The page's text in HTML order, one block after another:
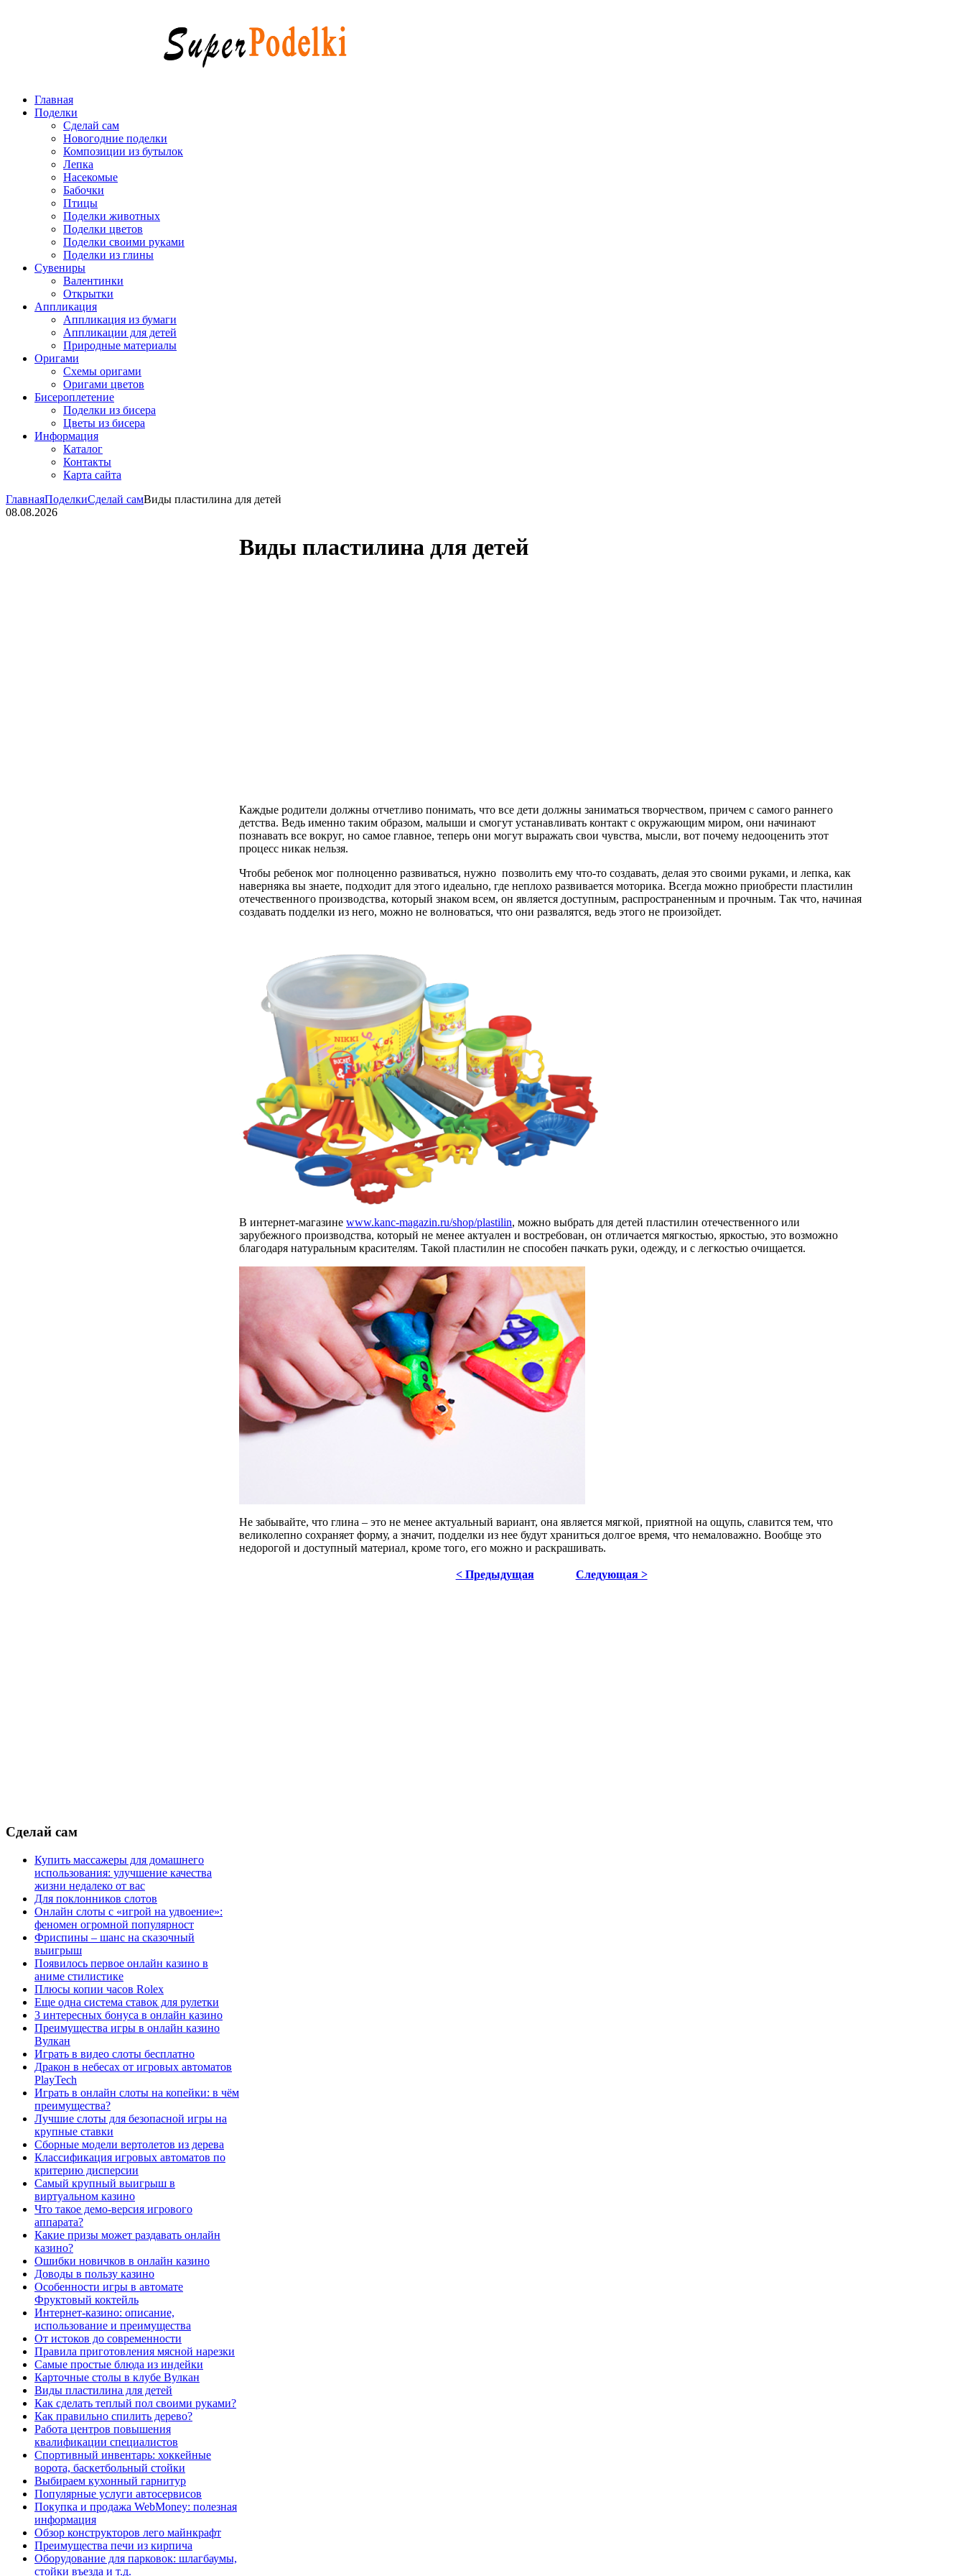
Главная
Поделки
Сделай сам
Новогодние поделки
Композиции из бутылок
Лепка
Насекомые
Бабочки
Птицы
Поделки животных
Поделки цветов
Поделки своими руками
Поделки из глины
Сувениры
Валентинки
Открытки
Аппликация
Аппликация из бумаги
Аппликации для детей
Природные материалы
Оригами
Схемы оригами
Оригами цветов
Бисероплетение
Поделки из бисера
Цветы из бисера
Информация
Каталог
Контакты
Карта сайта
ГлавнаяПоделкиСделай самВиды пластилина для детей
08.08.2026
Виды пластилина для детей
Каждые родители должны отчетливо понимать, что все дети должны заниматься творчеством, причем с самого раннего
детства. Ведь именно таким образом, малыши и смогут устанавливать контакт с окружающим миром, они начинают
познавать все вокруг, но самое главное, теперь они могут выражать свои чувства, мысли, вот почему недооценить этот
процесс никак нельзя.
Чтобы ребенок мог полноценно развиваться, нужно позволить ему что-то создавать, делая это своими руками, и лепка, как
наверняка вы знаете, подходит для этого идеально, где неплохо развивается моторика. Всегда можно приобрести пластилин
отечественного производства, который знаком всем, он является доступным, распространенным и прочным. Так что, начиная
создавать подделки из него, можно не волноваться, что они развалятся, ведь этого не произойдет.
В интернет-магазине www.kanc-magazin.ru/shop/plastilin, можно выбрать для детей пластилин отечественного или
зарубежного производства, который не менее актуален и востребован, он отличается мягкостью, яркостью, это возможно
благодаря натуральным красителям. Такой пластилин не способен пачкать руки, одежду, и с легкостью очищается.
Не забывайте, что глина – это не менее актуальный вариант, она является мягкой, приятной на ощупь, славится тем, что
великолепно сохраняет форму, а значит, подделки из нее будут храниться долгое время, что немаловажно. Вообще это
недорогой и доступный материал, кроме того, его можно и раскрашивать.
< Предыдущая Следующая >
Сделай сам
Купить массажеры для домашнего
использования: улучшение качества
жизни недалеко от вас
Для поклонников слотов
Онлайн слоты с «игрой на удвоение»:
феномен огромной популярност
Фриспины – шанс на сказочный
выигрыш
Появилось первое онлайн казино в
аниме стилистике
Плюсы копии часов Rolex
Еще одна система ставок для рулетки
3 интересных бонуса в онлайн казино
Преимущества игры в онлайн казино
Вулкан
Играть в видео слоты бесплатно
Дракон в небесах от игровых автоматов
PlayTech
Играть в онлайн слоты на копейки: в чём
преимущества?
Лучшие слоты для безопасной игры на
крупные ставки
Сборные модели вертолетов из дерева
Классификация игровых автоматов по
критерию дисперсии
Самый крупный выигрыш в
виртуальном казино
Что такое демо-версия игрового
аппарата?
Какие призы может раздавать онлайн
казино?
Ошибки новичков в онлайн казино
Доводы в пользу казино
Особенности игры в автомате
Фруктовый коктейль
Интернет-казино: описание,
использование и преимущества
От истоков до современности
Правила приготовления мясной нарезки
Самые простые блюда из индейки
Карточные столы в клубе Вулкан
Виды пластилина для детей
Как сделать теплый пол своими руками?
Как правильно спилить дерево?
Работа центров повышения
квалификации специалистов
Спортивный инвентарь: хоккейные
ворота, баскетбольный стойки
Выбираем кухонный гарнитур
Популярные услуги автосервисов
Покупка и продажа WebMoney: полезная
информация
Обзор конструкторов лего майнкрафт
Преимущества печи из кирпича
Оборудование для парковок: шлагбаумы,
стойки въезда и т.д.